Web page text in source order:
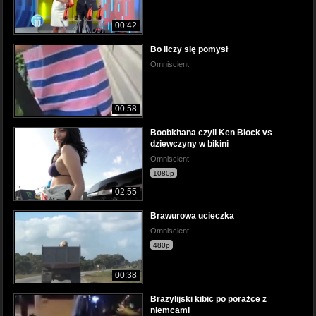
00:42
00:58
Bo liczy się pomysł
Omniscient
02:55
Boobkhana czyli Ken Block vs
dziewczyny w bikini
Omniscient
1080p
00:38
Brawurowa ucieczka
Omniscient
480p
Brazylijski kibic po porażce z
niemcami